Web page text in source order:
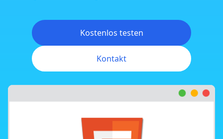
Kostenlos testen
Kontakt